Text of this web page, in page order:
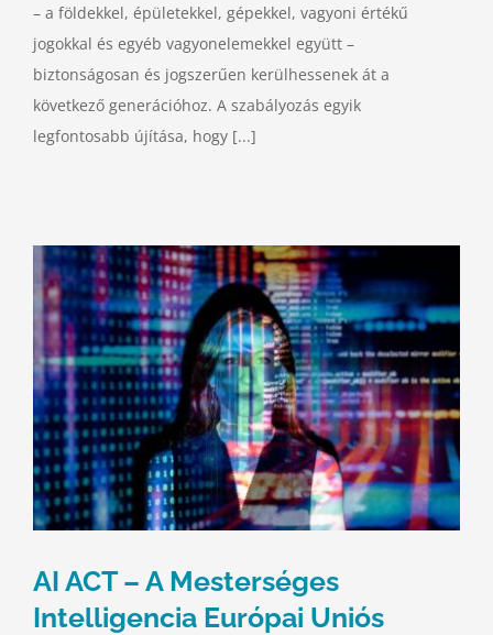
– a földekkel, épületekkel, gépekkel, vagyoni értékű
jogokkal és egyéb vagyonelemekkel együtt –
biztonságosan és jogszerűen kerülhessenek át a
következő generációhoz. A szabályozás egyik
legfontosabb újítása, hogy [...]
AI ACT – A Mesterséges
Intelligencia Európai Uniós